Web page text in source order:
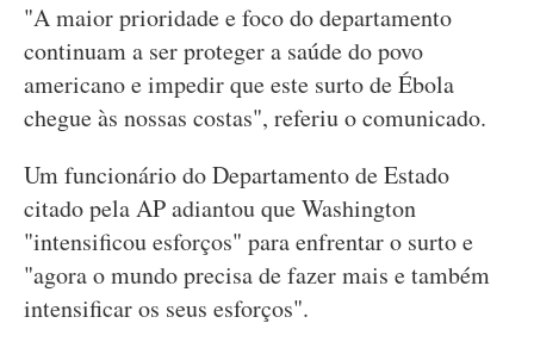
"A maior prioridade e foco do departamento
continuam a ser proteger a saúde do povo
americano e impedir que este surto de Ébola
chegue às nossas costas", referiu o comunicado.
Um funcionário do Departamento de Estado
citado pela AP adiantou que Washington
"intensificou esforços" para enfrentar o surto e
"agora o mundo precisa de fazer mais e também
intensificar os seus esforços".